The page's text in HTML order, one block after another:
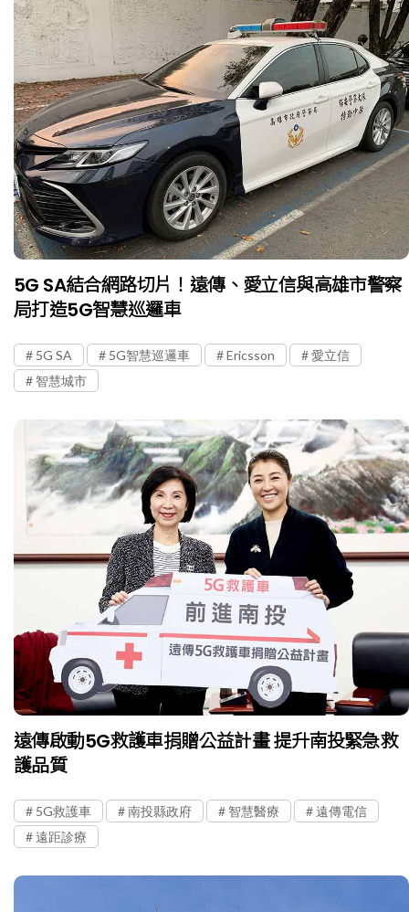
5G SA結合網路切片！遠傳、愛立信與高雄市警察
局打造5G智慧巡邏車
5G SA 5G智慧巡邏車 Ericsson
愛立信
智慧城市
遠傳啟動5G救護車捐贈公益計畫 提升南投緊急救
護品質
5G救護車 南投縣政府 智慧醫療
遠傳電信
遠距診療